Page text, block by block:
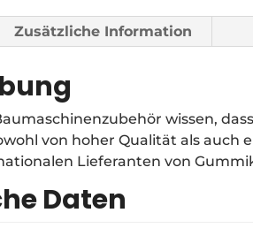
Zusätzliche Information
wissen,
von hoher Qualität als auch
Lieferanten von
Daten